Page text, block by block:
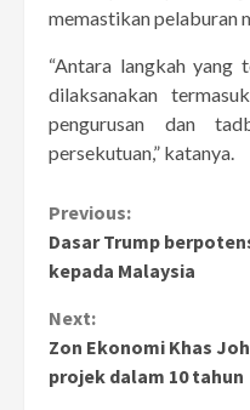
memastikan pelaburan
“Antara langkah yang
dilaksanakan
pengurusan dan
persekutuan,” katanya.
Continue
Reading
Previous:
Dasar Trump
kepada Malaysia
Next:
Zon Ekonomi Khas
projek dalam 10 tahun